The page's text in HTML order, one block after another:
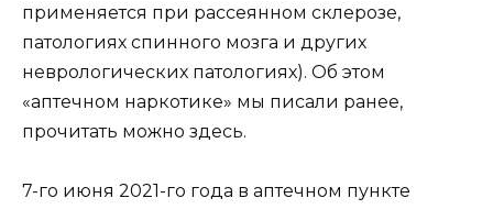
применяется при рассеянном склерозе,
патологиях спинного мозга и других
неврологических патологиях). Об этом
«аптечном наркотике» мы писали ранее,
прочитать можно здесь.
7-го июня 2021-го года в аптечном пункте